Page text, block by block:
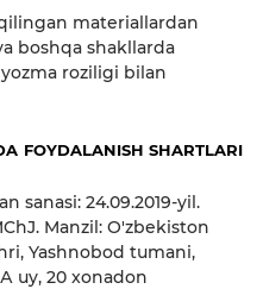
qilingan materiallardan
boshqa shakllarda
roziligi bilan
FOYDALANISH SHARTLARI
sanasi: 24.09.2019-yil.
Manzil: O'zbekiston
Yashnobod tumani,
uy, 20 xonadon